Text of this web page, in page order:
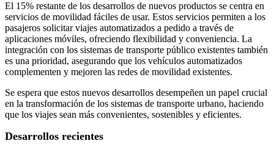
El 15% restante de los desarrollos de nuevos productos se centra en
servicios de movilidad fáciles de usar. Estos servicios permiten a los
pasajeros solicitar viajes automatizados a pedido a través de
aplicaciones móviles, ofreciendo flexibilidad y conveniencia. La
integración con los sistemas de transporte público existentes también
es una prioridad, asegurando que los vehículos automatizados
complementen y mejoren las redes de movilidad existentes.
Se espera que estos nuevos desarrollos desempeñen un papel crucial
en la transformación de los sistemas de transporte urbano, haciendo
que los viajes sean más convenientes, sostenibles y eficientes.
Desarrollos recientes